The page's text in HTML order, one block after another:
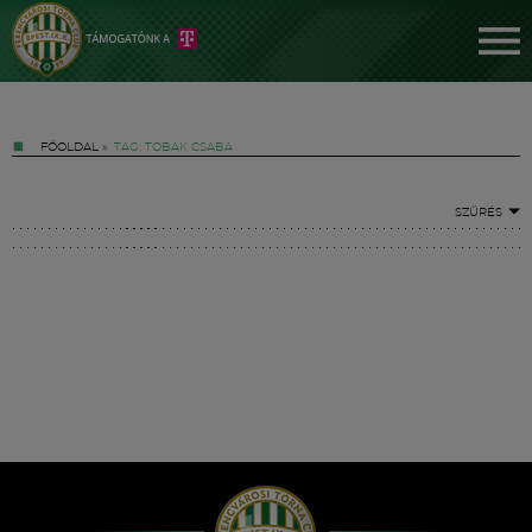
FŐOLDAL » TAG: TOBAK CSABA
SZŰRÉS
Hírek